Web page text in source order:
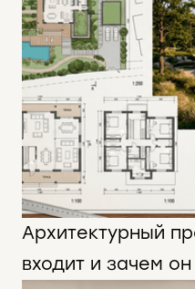
Архитектурный
входит и зачем